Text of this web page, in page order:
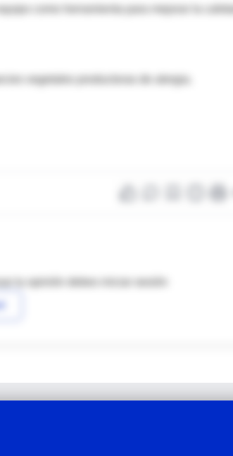
como herramienta para mejorar la
vegetales productoras de alergia.
tu opinión debes iniciar sesión